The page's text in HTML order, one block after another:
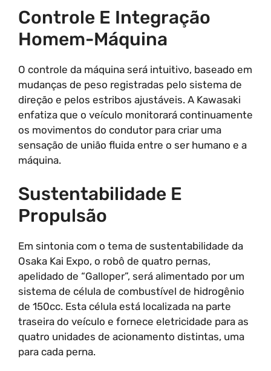
Controle E Integração
Homem-Máquina
O controle da máquina será intuitivo, baseado em
mudanças de peso registradas pelo sistema de
direção e pelos estribos ajustáveis. A Kawasaki
enfatiza que o veículo monitorará continuamente
os movimentos do condutor para criar uma
sensação de união fluida entre o ser humano e a
máquina.
Sustentabilidade E
Propulsão
Em sintonia com o tema de sustentabilidade da
Osaka Kai Expo, o robô de quatro pernas,
apelidado de “Galloper”, será alimentado por um
sistema de célula de combustível de hidrogênio
de 150cc. Esta célula está localizada na parte
traseira do veículo e fornece eletricidade para as
quatro unidades de acionamento distintas, uma
para cada perna.